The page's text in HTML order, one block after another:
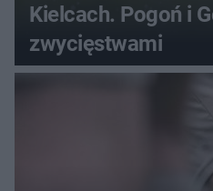
Kielcach. Pogoń i
zwycięstwami